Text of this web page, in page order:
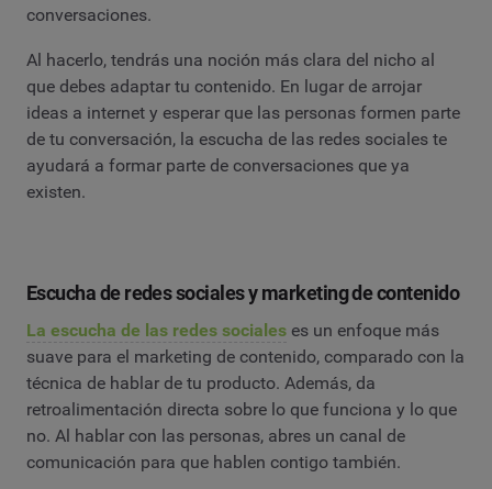
conversaciones.
Al hacerlo, tendrás una noción más clara del nicho al
que debes adaptar tu contenido. En lugar de arrojar
ideas a internet y esperar que las personas formen parte
de tu conversación, la escucha de las redes sociales te
ayudará a formar parte de conversaciones que ya
existen.
Escucha de redes sociales y marketing de contenido
La escucha de las redes sociales es un enfoque más
suave para el marketing de contenido, comparado con la
técnica de hablar de tu producto. Además, da
retroalimentación directa sobre lo que funciona y lo que
no. Al hablar con las personas, abres un canal de
comunicación para que hablen contigo también.